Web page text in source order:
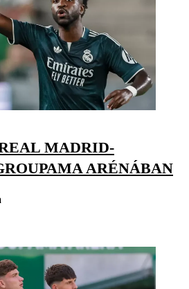
MADRID-
ARÉNÁBAN